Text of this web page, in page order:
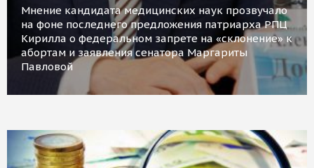
Мнение кандидата медицинских наук прозвучало
на фоне последнего предложения патриарха РПЦ
Кирилла о федеральном запрете на «склонение» к
абортам и заявления сенатора Маргариты
Павловой